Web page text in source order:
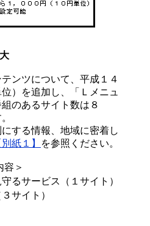
ンツについて、平成１４
）を追加し、「Ｌメニュ
のあるサイト数は８
する情報、地域に密着し
別紙１】 を参照ください。
容＞
るサービス（１サイト）
サイト）